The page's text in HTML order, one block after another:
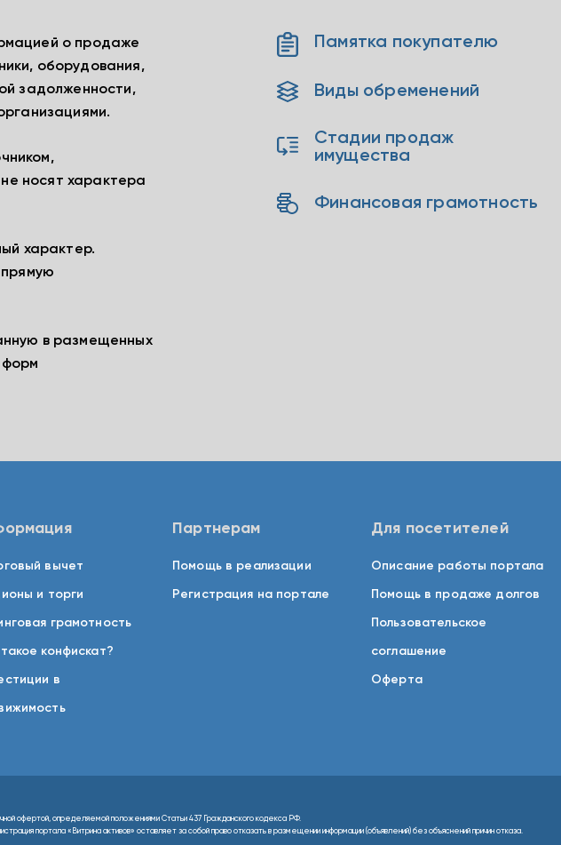
о продаже
оборудования,
задолженности,
носят характера
характер.
в размещенных
форм
Памятка покупателю
Виды обременений
Стадии продаж
имущества
Финансовая грамотность
вычет
и торги
грамотность
конфискат?
в
Партнерам
Помощь в реализации
Регистрация на портале
Для посетителей
Описание работы портала
Помощь в продаже долгов
Пользовательское
соглашение
Оферта
офертой, определяемой положениями Статьи 437 Гражданского кодекса РФ.
портала «Витрина активов» оставляет за собой право отказать в размещении информации (объявлений) без объяснений причин отказа.